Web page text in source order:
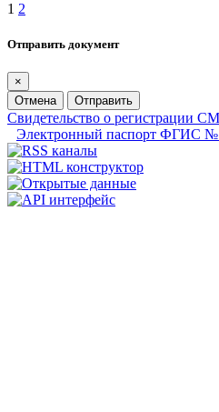
1 2
Отправить документ
×
Отмена
Отправить
Свидетельство о регистрации
Электронный паспорт ФГИС